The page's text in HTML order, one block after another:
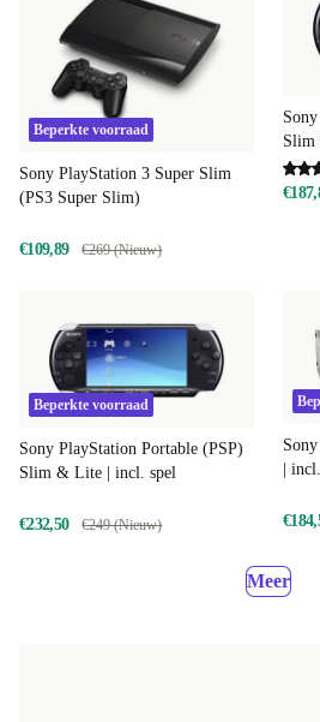
Beperkte voorraad
Sony PlayStation 3 Super Slim
(PS3 Super Slim)
€109,89 €269 (Nieuw)
Beperkte voorraad
Sony PlayStation Portable (PSP)
Slim & Lite | incl. spel
€232,50 €249 (Nieuw)
|
Meer